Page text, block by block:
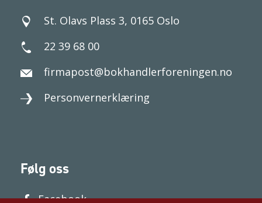
St. Olavs Plass 3, 0165 Oslo
22 39 68 00
firmapost@bokhandlerforeningen.no
Personvernerklæring
Følg oss
Facebook